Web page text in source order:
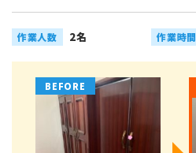
作業人数 2名 作業時間